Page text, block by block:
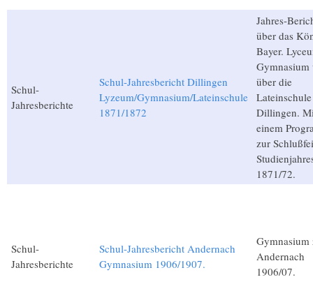
Schul-
Jahresberichte
Schul-Jahresbericht Dillingen
Lyzeum/Gymnasium/Lateinschule
1871/1872
Jahres-
über das
Bayer.
Gymnasium
über die
Dillingen.
einem
zur
1871/72.
Schul-
Jahresberichte
Schul-Jahresbericht Andernach
Gymnasium 1906/1907.
Gymnasium
Andernach
1906/07.